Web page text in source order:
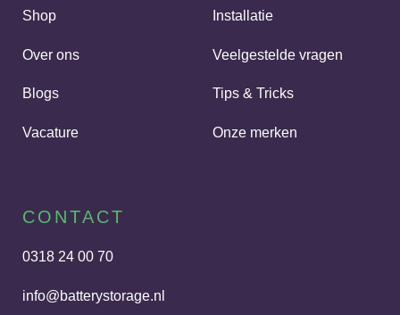
Shop
Over ons
Blogs
Vacature
Installatie
Veelgestelde vragen
Tips & Tricks
Onze merken
CONTACT
0318 24 00 70
info@batterystorage.nl